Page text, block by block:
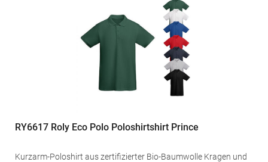
RY6617 Roly Eco Polo Poloshirtshirt Prince
Kurzarm-Poloshirt aus zertifizierter Bio-Baumwolle Kragen und